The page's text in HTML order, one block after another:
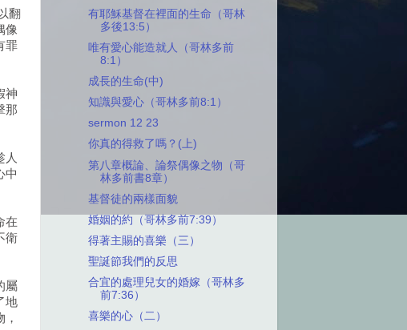
翻
像
罪
神
那
人
中
在
衛
屬
地
有耶穌基督在裡面的生命（哥林
多後13:5）
唯有愛心能造就人（哥林多前
8:1）
成長的生命(中)
知識與愛心（哥林多前8:1）
sermon 12 23
你真的得救了嗎？(上)
第八章概論、論祭偶像之物（哥
林多前書8章）
基督徒的兩樣面貌
婚姻的約（哥林多前7:39）
得著主賜的喜樂（三）
聖誕節我們的反思
合宜的處理兒女的婚嫁（哥林多
前7:36）
喜樂的心（二）